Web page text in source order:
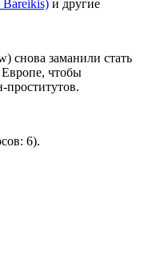
и другие
снова заманили стать
чтобы
6).